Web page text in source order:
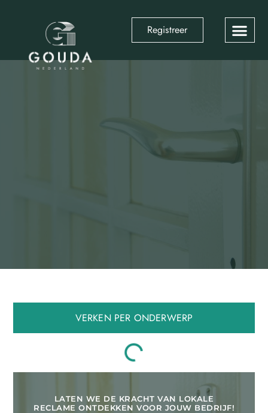
Registreer
VERKEN PER ONDERWERP
LATEN WE DE KRACHT VAN LOKALE
RECLAME ONTDEKKEN VOOR JOUW BEDRIJF!